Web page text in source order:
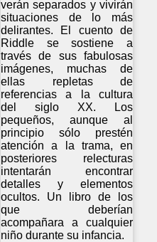
verán separados y vivirán
situaciones de lo más
delirantes. El cuento de
Riddle se sostiene a
través de sus fabulosas
imágenes, muchas de
ellas repletas de
referencias a la cultura
del siglo XX. Los
pequeños, aunque al
principio sólo prestén
atención a la trama, en
posteriores relecturas
intentarán encontrar
detalles y elementos
ocultos. Un libro de los
que deberían
acompañara a cualquier
niño durante su infancia.